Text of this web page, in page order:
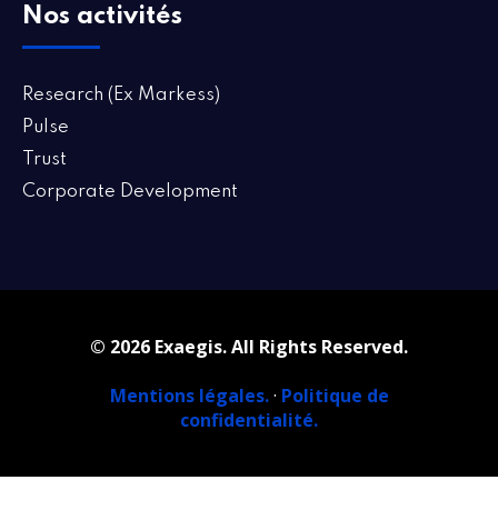
Nos activités
Research (Ex Markess)
Pulse
Trust
Corporate Development
© 2026 Exaegis. All Rights Reserved.
Mentions légales.· Politique de
confidentialité.